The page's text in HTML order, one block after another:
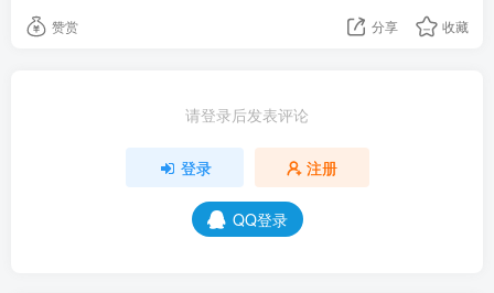
赞赏 分享 收藏
请登录后发表评论
登录 注册
QQ登录